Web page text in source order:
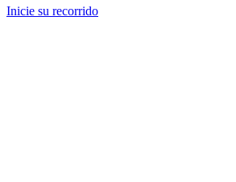
Inicie su recorrido